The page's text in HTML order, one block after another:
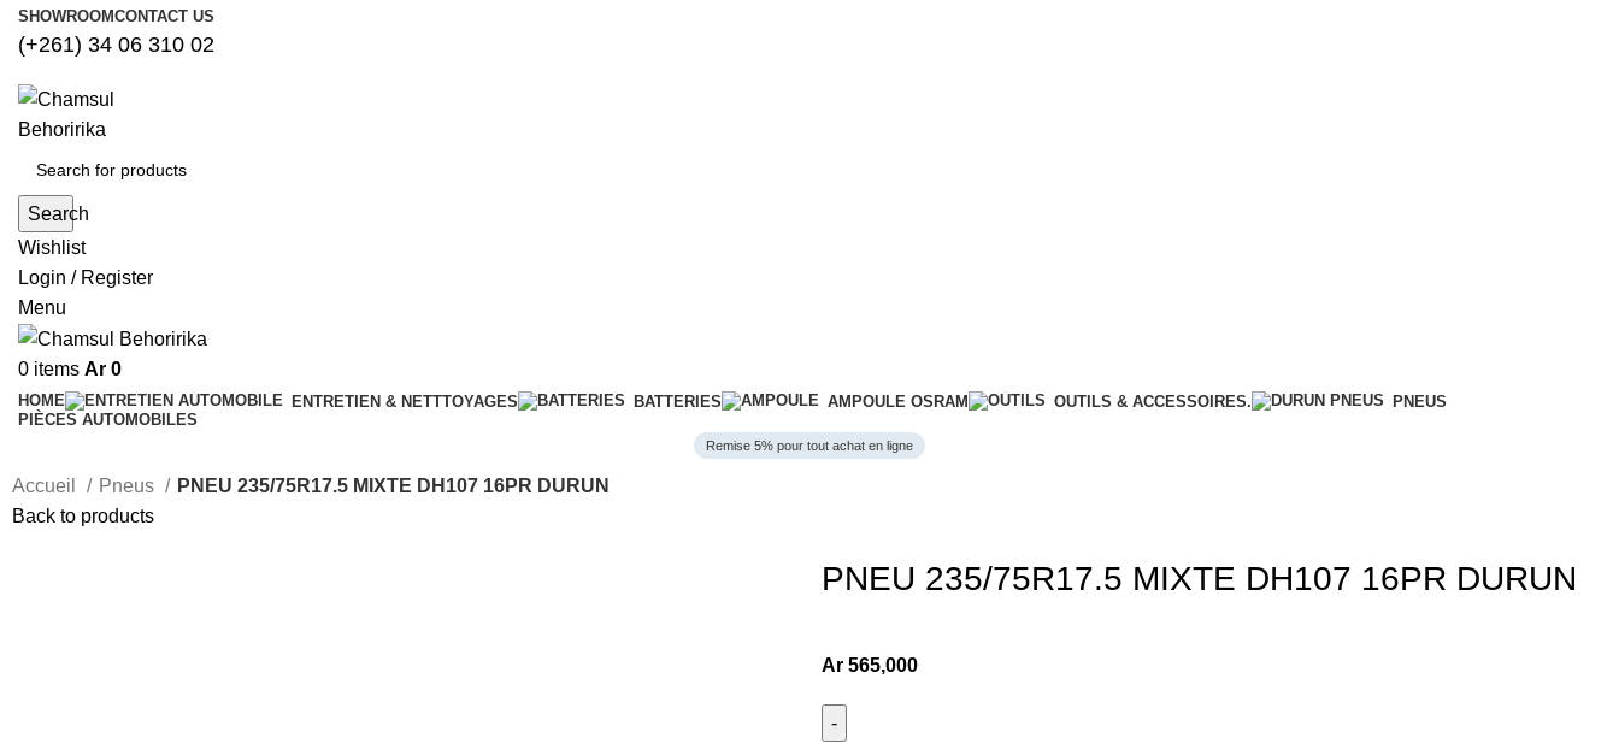
SHOWROOMCONTACT US
(+261) 34 06 310 02
Search
Wishlist
Login / Register
Menu
0 items Ar 0
HOME ENTRETIEN & NETTTOYAGES BATTERIES AMPOULE OSRAM OUTILS & ACCESSOIRES.
PNEUS
PIÈCES AUTOMOBILES
Remise 5% pour tout achat en ligne
Accueil Pneus
PNEU 235/75R17.5 MIXTE DH107 16PR DURUN
Back to products
PNEU 235/75R17.5 MIXTE DH107 16PR DURUN
Ar 565,000